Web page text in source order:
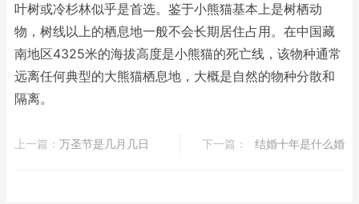
叶树或冷杉林似乎是首选。鉴于小熊猫基本上是树栖动
物，树线以上的栖息地一般不会长期居住占用。在中国藏
南地区4325米的海拔高度是小熊猫的死亡线，该物种通常
远离任何典型的大熊猫栖息地，大概是自然的物种分散和
隔离。
上一篇： ​万圣节是几月几日 下一篇： ​结婚十年是什么婚